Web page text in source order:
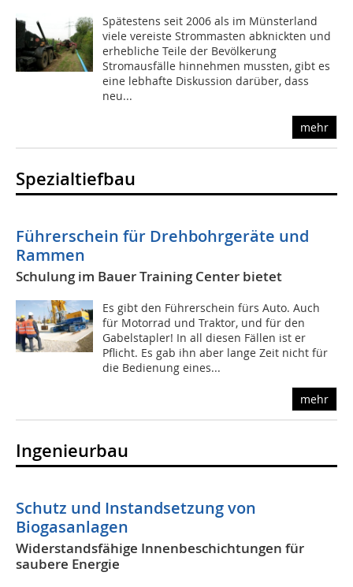
Spätestens seit 2006 als im Münsterland
viele vereiste Strommasten abknickten und
erhebliche Teile der Bevölkerung
Stromausfälle hinnehmen mussten, gibt es
eine lebhafte Diskussion darüber, dass
neu...
mehr
Spezialtiefbau
Führerschein für Drehbohrgeräte und
Rammen
Schulung im Bauer Training Center bietet
Es gibt den Führerschein fürs Auto. Auch
für Motorrad und Traktor, und für den
Gabelstapler! In all diesen Fällen ist er
Pflicht. Es gab ihn aber lange Zeit nicht für
die Bedienung eines...
mehr
Ingenieurbau
Schutz und Instandsetzung von
Biogasanlagen
Widerstandsfähige Innenbeschichtungen für
saubere Energie